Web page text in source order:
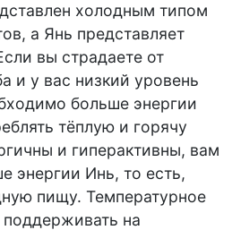
холодным типом
а Янь представляет
вы страдаете от
и у вас низкий уровень
больше энергии
тёплую и горячу
и гиперактивны, вам
энергии Инь, то есть,
пищу. Температурное
на